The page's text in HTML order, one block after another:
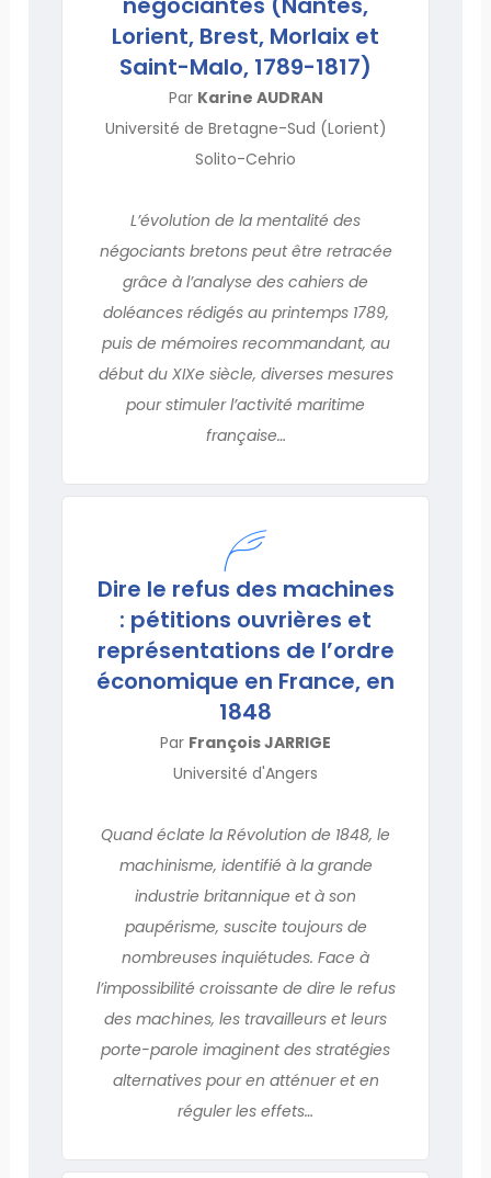
Lorient, Brest, Morlaix et
Saint-Malo, 1789-1817)
Par Karine AUDRAN
Université de Bretagne-Sud (Lorient)
Solito-Cehrio
L’évolution de la mentalité des
négociants bretons peut être retracée
grâce à l’analyse des cahiers de
doléances rédigés au printemps 1789,
puis de mémoires recommandant, au
début du XIXe siècle, diverses mesures
pour stimuler l’activité maritime
française…
Dire le refus des machines
: pétitions ouvrières et
représentations de l’ordre
économique en France, en
1848
Par François JARRIGE
Université d'Angers
Quand éclate la Révolution de 1848, le
machinisme, identifié à la grande
industrie britannique et à son
paupérisme, suscite toujours de
nombreuses inquiétudes. Face à
l’impossibilité croissante de dire le refus
des machines, les travailleurs et leurs
porte-parole imaginent des stratégies
alternatives pour en atténuer et en
réguler les effets…